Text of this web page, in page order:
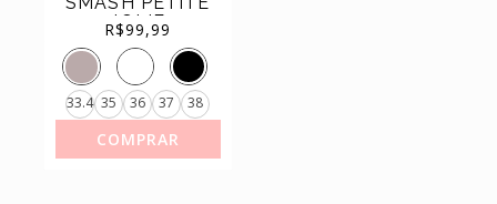
JOLIE
ORIGINAL
R$99,99
33.4 35 36 37 38
COMPRAR
SAPATILHAS
TÊNIS (44)